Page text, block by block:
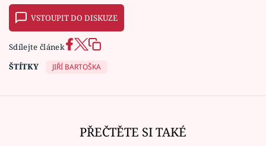
VSTOUPIT DO DISKUZE
Sdílejte článek
ŠTÍTKY
JIŘÍ BARTOŠKA
PŘEČTĚTE SI TAKÉ